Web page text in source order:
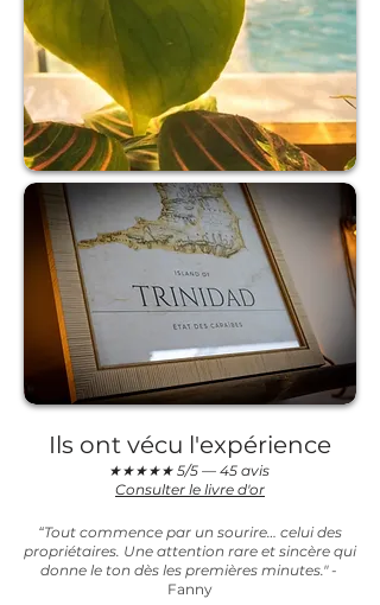
Ils ont vécu l'expérience
★★★★★ 5/5 — 45 avis
Consulter le livre d'or
“Tout commence par un sourire… celui des
propriétaires. Une attention rare et sincère qui
donne le ton dès les premières minutes." -
Fanny